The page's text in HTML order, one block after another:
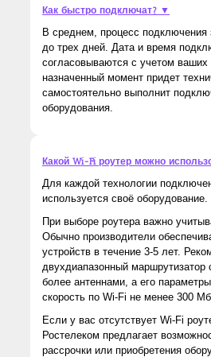
Как быстро подключат? ▼
В среднем, процесс подключения
до трех дней. Дата и время
согласовываются с учетом ваших
назначенный момент придет
самостоятельно выполнит
оборудования.
Какой Wi-Fi роутер можно
Для каждой технологии
используется своё оборудование.
При выборе роутера важно
Обычно производители
устройств в течение 3-5 лет.
двухдиапазонный маршрутизатор
более антеннами, а его
скорость по Wi-Fi не менее 300
Если у вас отсутствует Wi-Fi
Ростелеком предлагает
рассрочки или приобретения